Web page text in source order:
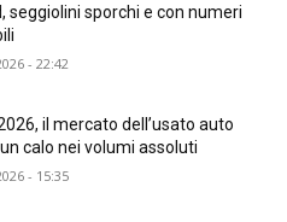
seggiolini sporchi e con numeri
- 22:42
il mercato dell’usato auto
calo nei volumi assoluti
- 15:35